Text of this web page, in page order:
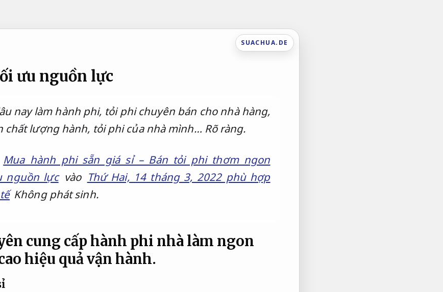
SUACHUA.DE
ưu nguồn lực
nay làm hành phi, tỏi phi chuyên bán cho nhà hàng,
chất lượng hành, tỏi phi của nhà mình… Rõ ràng.
Mua hành phi sẵn giá sỉ – Bán tỏi phi thơm ngon
nguồn lực vào Thứ Hai, 14 tháng 3, 2022 phù hợp
Không phát sinh.
cung cấp hành phi nhà làm ngon
hiệu quả vận hành.